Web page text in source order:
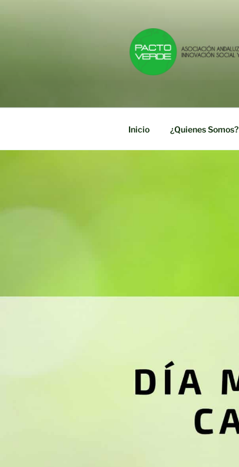
Inicio ¿Quienes Somos?